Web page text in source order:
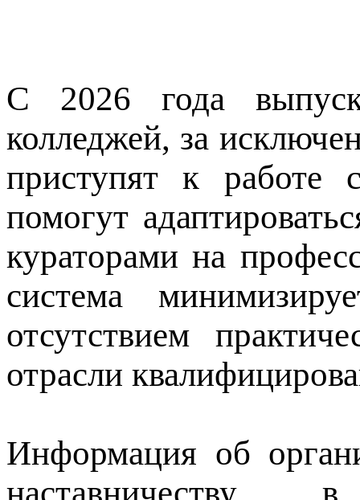
С 2026 года
колледжей, за
приступят к работе
помогут
кураторами на
система
отсутствием
отрасли
Информация об
наставничеству